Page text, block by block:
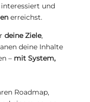
interessiert und
erreichst.
deine Ziele,
deine Inhalte
– mit System,
Roadmap,